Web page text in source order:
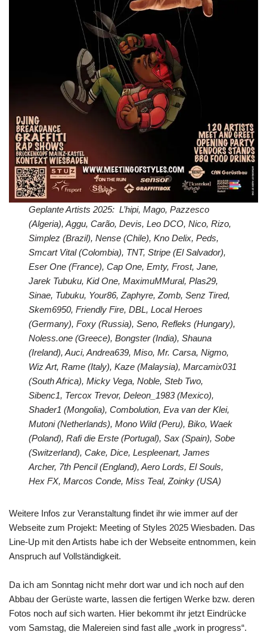
Geplante Artists 2025: L’hipi, Mago, Pazzesco
(Algeria), Aggu, Carão, Devis, Leo DCO, Nico, Rizo,
Simplez (Brazil), Nense (Chile), Kno Delix, Peds,
Smcart Vital (Colombia), TNT, Stripe (El Salvador),
Eser One (France), Cap One, Emty, Frost, Jane,
Jarek Tubuku, Kid One, MaximuMMural, Plas29,
Sinae, Tubuku, Your86, Zaphyre, Zomb, Senz Tired,
Skem6950, Friendly Fire, DBL, Local Heroes
(Germany), Foxy (Russia), Seno, Refleks (Hungary),
Noless.one (Greece), Bongster (India), Shauna
(Ireland), Auci, Andrea639, Miso, Mr. Carsa, Nigmo,
Wiz Art, Rame (Italy), Kaze (Malaysia), Marcamix031
(South Africa), Micky Vega, Noble, Steb Two,
Sibenc1, Tercox Trevor, Deleon_1983 (Mexico),
Shader1 (Mongolia), Combolution, Eva van der Klei,
Mutoni (Netherlands), Mono Wild (Peru), Biko, Waek
(Poland), Rafi die Erste (Portugal), Sax (Spain), Sobe
(Switzerland), Cake, Dice, Lespleenart, James
Archer, 7th Pencil (England), Aero Lords, El Souls,
Hex FX, Marcos Conde, Miss Teal, Zoinky (USA)
Weitere Infos zur Veranstaltung findet ihr wie immer auf der
Webseite zum Projekt: Meeting of Styles 2025 Wiesbaden. Das
Line-Up mit den Artists habe ich der Webseite entnommen, kein
Anspruch auf Vollständigkeit.
Da ich am Sonntag nicht mehr dort war und ich noch auf den
Abbau der Gerüste warte, lassen die fertigen Werke bzw. deren
Fotos noch auf sich warten. Hier bekommt ihr jetzt Eindrücke
vom Samstag, die Malereien sind fast alle „work in progress“.